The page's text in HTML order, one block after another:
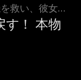
救い、彼女を
、一家の愛さ
す！ 本物